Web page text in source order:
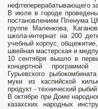
нефтеперерабатывающего
В июле в городе
постановлением Пленума
группе Маленкова,
школа-интернат на 200
учебный корпус,
швейная мастерская и
10 сентября вышло в
концертной
Гурьевского
муки из каспийской
продукт - технический
В октябре при Доме
казахских народных